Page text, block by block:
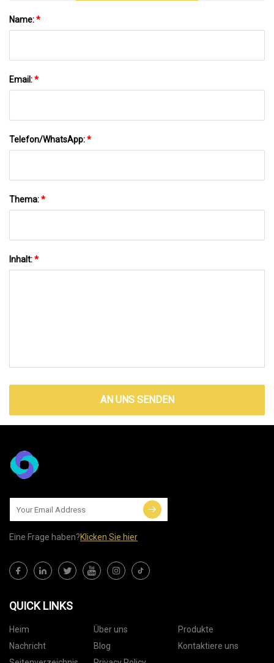
Name:*
Email:*
Telefon/WhatsApp:*
Thema:*
Inhalt:*
AN UNS SENDEN
Eine Frage haben?Klicken Sie hier
QUICK LINKS
Heim Über uns
Produkte
Nachricht
Blog
Kontaktiere uns